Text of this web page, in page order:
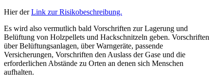
Hier derLink zur Risikobeschreibung.
Es wird also vermutlich bald Vorschriften zur Lagerung und
Belüftung von Holzpellets und Hackschnitzeln geben. Vorschriften
über Belüftungsanlagen, über Warngeräte, passende
Versicherungen, Vorschriften den Auslass der Gase und die
erforderlichen Abstände zu Orten an denen sich Menschen
aufhalten.